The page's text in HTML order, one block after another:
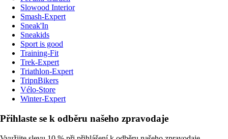
Slowood Interior
Smash-Expert
Sneak'In
Sneakids
Sport is good
Training-Fit
Trek-Expert
Triathlon-Expert
TripnBikers
Vélo-Store
Winter-Expert
Přihlaste se k odběru našeho zpravodaje